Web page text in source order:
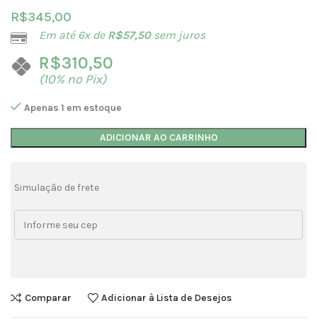
R$345,00
Em até 6x de R$57,50sem juros
R$310,50
(10% no Pix)
Apenas 1 em estoque
ADICIONAR AO CARRINHO
Simulação de frete
Comparar Adicionar à Lista de Desejos